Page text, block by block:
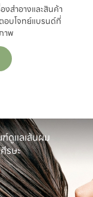
สำอางและสินค้า
อบโจทย์แบรนด์ที่
าพ
ดูแลเส้นผม
รษะ